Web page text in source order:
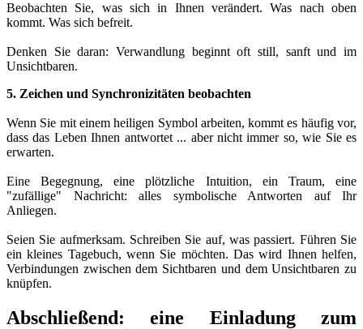
Beobachten Sie, was sich in Ihnen verändert. Was nach oben
kommt. Was sich befreit.
Denken Sie daran: Verwandlung beginnt oft still, sanft und im
Unsichtbaren.
5. Zeichen und Synchronizitäten beobachten
Wenn Sie mit einem heiligen Symbol arbeiten, kommt es häufig vor,
dass das Leben Ihnen antwortet ... aber nicht immer so, wie Sie es
erwarten.
Eine Begegnung, eine plötzliche Intuition, ein Traum, eine
"zufällige" Nachricht: alles symbolische Antworten auf Ihr
Anliegen.
Seien Sie aufmerksam. Schreiben Sie auf, was passiert. Führen Sie
ein kleines Tagebuch, wenn Sie möchten. Das wird Ihnen helfen,
Verbindungen zwischen dem Sichtbaren und dem Unsichtbaren zu
knüpfen.
Abschließend: eine Einladung zum